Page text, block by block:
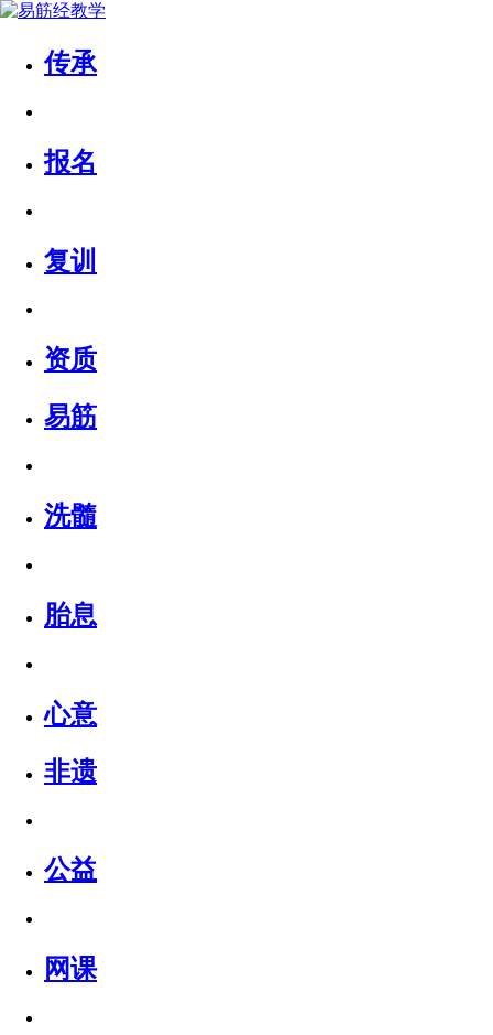
传承
报名
复训
资质
易筋
洗髓
胎息
心意
非遗
公益
网课